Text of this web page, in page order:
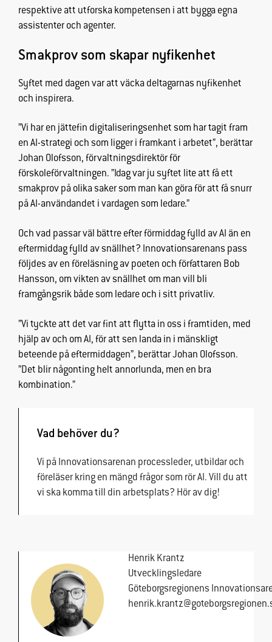
respektive att utforska kompetensen i att bygga egna
assistenter och agenter.
Smakprov som skapar nyfikenhet
Syftet med dagen var att väcka deltagarnas nyfikenhet
och inspirera.
”Vi har en jättefin digitaliseringsenhet som har tagit fram
en AI-strategi och som ligger i framkant i arbetet”, berättar
Johan Olofsson, förvaltningsdirektör för
förskoleförvaltningen. ”Idag var ju syftet lite att få ett
smakprov på olika saker som man kan göra för att få snurr
på AI-användandet i vardagen som ledare.”
Och vad passar väl bättre efter förmiddag fylld av AI än en
eftermiddag fylld av snällhet? Innovationsarenans pass
följdes av en föreläsning av poeten och författaren Bob
Hansson, om vikten av snällhet om man vill bli
framgångsrik både som ledare och i sitt privatliv.
”Vi tyckte att det var fint att flytta in oss i framtiden, med
hjälp av och om AI, för att sen landa in i mänskligt
beteende på eftermiddagen”, berättar Johan Olofsson.
”Det blir någonting helt annorlunda, men en bra
kombination.”
Vad behöver du?
Vi på Innovationsarenan processleder, utbildar och
föreläser kring en mängd frågor som rör AI. Vill du att
vi ska komma till din arbetsplats? Hör av dig!
Henrik Krantz
Utvecklingsledare
Göteborgsregionens
inte att välja
att
över huvud
kunna
förbättra
och
uppbyggnad,
baserat på
hur
används.
Upplevelse
För att vår
hemsida ska
cookies
kommer viss
funktionalitet
Marknadsföring
Genom att dela
med dig av dina
intressen och